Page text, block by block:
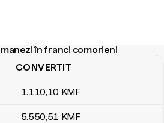
în franci comorieni
în franci comorieni
CONVERTIT
1.110,10 KMF
5.550,51 KMF